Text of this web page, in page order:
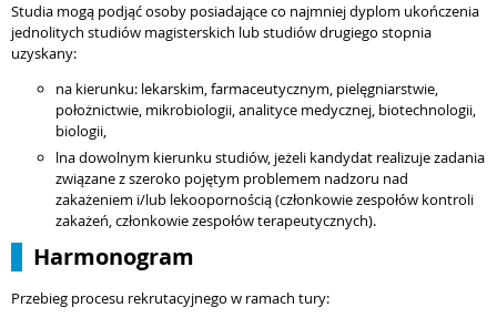
Studia mogą podjąć osoby posiadające co najmniej dyplom ukończenia
jednolitych studiów magisterskich lub studiów drugiego stopnia
uzyskany:
na kierunku: lekarskim, farmaceutycznym, pielęgniarstwie,
położnictwie, mikrobiologii, analityce medycznej, biotechnologii,
biologii,
lna dowolnym kierunku studiów, jeżeli kandydat realizuje zadania
związane z szeroko pojętym problemem nadzoru nad
zakażeniem i/lub lekoopornością (członkowie zespołów kontroli
zakażeń, członkowie zespołów terapeutycznych).
Harmonogram
Przebieg procesu rekrutacyjnego w ramach tury: